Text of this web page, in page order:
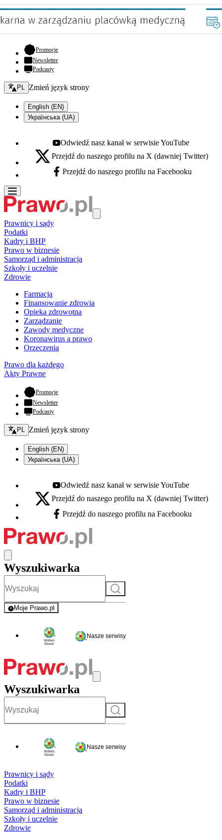
Promocje- otwiera się w nowej karcie
Newsletter
Podcasty
Zmień język - bieżący:
PL Zmień język strony
English (EN)
Українська (UA)
Youtube - otwiera się w nowej karcie
Odwiedź nasz kanał w serwisie YouTube
X - otwiera się w nowej karcie
Przejdź do naszego profilu na X (dawniej Twitter)
Facebook - otwiera się w nowej karcie
Przejdź do naszego profilu na Facebooku
Prawnicy i sądy
Podatki
Kadry i BHP
Prawo w biznesie
Samorząd i administracja
Szkoły i uczelnie
Zdrowie
Farmacja
Finansowanie zdrowia
Opieka zdrowotna
Zarządzanie
Zawody medyczne
Koronawirus a prawo
Orzeczenia
Prawo dla każdego
Akty Prawne
Promocje- otwiera się w nowej karcie
Newsletter
Podcasty
Zmień język - bieżący:
PL Zmień język strony
English (EN)
Українська (UA)
Youtube - otwiera się w nowej karcie
Odwiedź nasz kanał w serwisie YouTube
X - otwiera się w nowej karcie
Przejdź do naszego profilu na X (dawniej Twitter)
Facebook - otwiera się w nowej karcie
Przejdź do naszego profilu na Facebooku
Wyszukiwarka
Szukaj
Moje Prawo.pl
- rejestracja i logowanie do serwisu
Nasze serwisy
Wyszukiwarka
Szukaj
Nasze serwisy
Prawnicy i sądy
Podatki
Kadry i BHP
Prawo w biznesie
Samorząd i administracja
Szkoły i uczelnie
Zdrowie